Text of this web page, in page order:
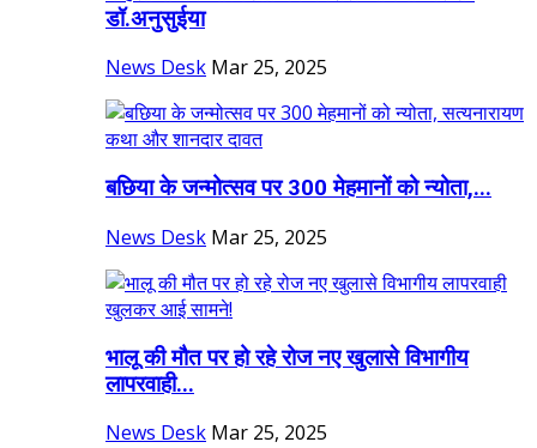
डॉ.अनुसुईया
News Desk Mar 25, 2025
बछिया के जन्मोत्सव पर 300 मेहमानों को न्योता,...
News Desk Mar 25, 2025
भालू की मौत पर हो रहे रोज नए खुलासे विभागीय
लापरवाही...
News Desk Mar 25, 2025